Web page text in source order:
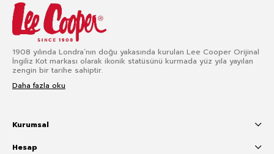
1908 yılında Londra’nın doğu yakasında kurulan Lee Cooper Orijinal
İngiliz Kot markası olarak ikonik statüsünü kurmada yüz yıla yayılan
zengin bir tarihe sahiptir.
Daha fazla oku
Kurumsal
Hesap